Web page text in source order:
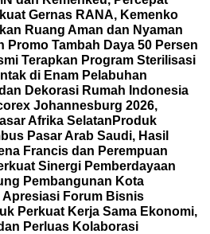
Gernas RANA, Kemenko
Ruang Aman dan Nyaman
Promo Tambah Daya 50 Persen
Terapkan Program Sterilisasi
di Enam Pelabuhan
Dekorasi Rumah Indonesia
Johannesburg 2026,
Afrika Selatan Produk
Pasar Arab Saudi, Hasil
Francis dan Perempuan
Sinergi Pemberdayaan
Pembangunan Kota
Apresiasi Forum Bisnis
Perkuat Kerja Sama Ekonomi,
Perluas Kolaborasi